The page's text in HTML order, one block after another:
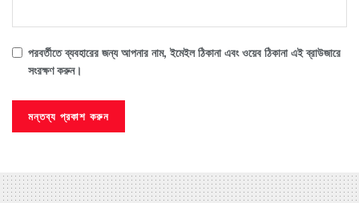
পরবর্তীতে ব্যবহারের জন্য আপনার নাম, ইমেইল ঠিকানা এবং ওয়েব ঠিকানা এই ব্রাউজারে
সংরক্ষণ করুন।